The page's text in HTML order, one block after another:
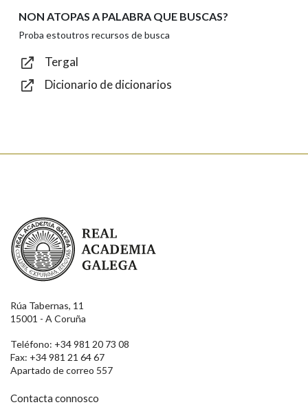
Texto de verificación
NON ATOPAS A PALABRA QUE BUSCAS?
Proba estoutros recursos de busca
Tergal
Dicionario de dicionarios
Real Academia Galega
Rúa Tabernas, 11
15001 - A Coruña
Teléfono: +34 981 20 73 08
Fax: +34 981 21 64 67
Apartado de correo 557
Contacta connosco